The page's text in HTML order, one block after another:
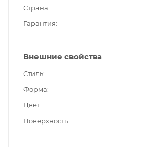
Страна
Гарантия
Внешние свойства
Стиль
Форма
Цвет
Поверхность